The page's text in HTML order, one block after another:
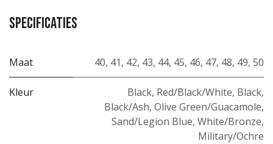
Specificaties
Maat 40, 41, 42, 43, 44, 45, 46, 47, 48, 49, 50
Kleur Black, Red/Black/White, Black,
Black/Ash, Olive Green/Guacamole,
Sand/Legion Blue, White/Bronze,
Military/Ochre